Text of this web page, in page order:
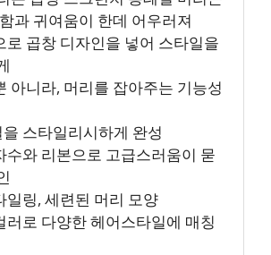
과 귀여움이 한데 어우러져
로 곱창 디자인을 넣어 스타일을
아니라, 머리를 잡아주는 기능성
스타일리시하게 완성
수와 리본으로 고급스러움이 묻
일링, 세련된 머리 모양
러로 다양한 헤어스타일에 매칭